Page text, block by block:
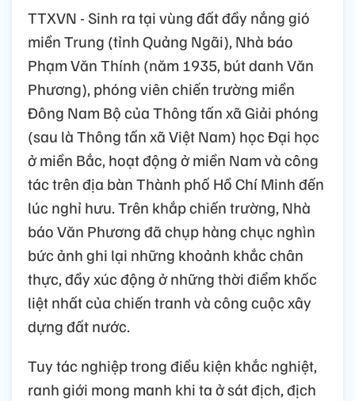
TTXVN - Sinh ra tại vùng đất đầy nắng gió
miền Trung (tỉnh Quảng Ngãi), Nhà báo
Phạm Văn Thính (năm 1935, bút danh Văn
Phương), phóng viên chiến trường miền
Đông Nam Bộ của Thông tấn xã Giải phóng
(sau là Thông tấn xã Việt Nam) học Đại học
ở miền Bắc, hoạt động ở miền Nam và công
tác trên địa bàn Thành phố Hồ Chí Minh đến
lúc nghỉ hưu. Trên khắp chiến trường, Nhà
báo Văn Phương đã chụp hàng chục nghìn
bức ảnh ghi lại những khoảnh khắc chân
thực, đầy xúc động ở những thời điểm khốc
liệt nhất của chiến tranh và công cuộc xây
dựng đất nước.
Tuy tác nghiệp trong điều kiện khắc nghiệt,
ranh giới mong manh khi ta ở sát địch, địch